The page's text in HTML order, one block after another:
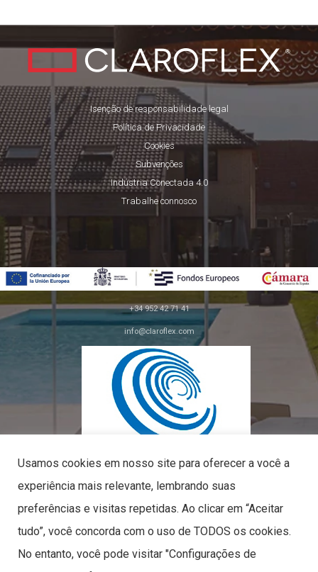
Isenção de responsabilidade legal
Política de Privacidade
Cookies
Subvenções
Indústria Conectada 4.0
Trabalhe connosco
+34 952 42 71 41
info@claroflex.com
C/ José Calderón, parcela 350 (apdo. 30)
29590, Málaga
Usamos cookies em nosso site para oferecer a você a
experiência mais relevante, lembrando suas
preferências e visitas repetidas. Ao clicar em “Aceitar
tudo”, você concorda com o uso de TODOS os cookies.
No entanto, você pode visitar "Configurações de